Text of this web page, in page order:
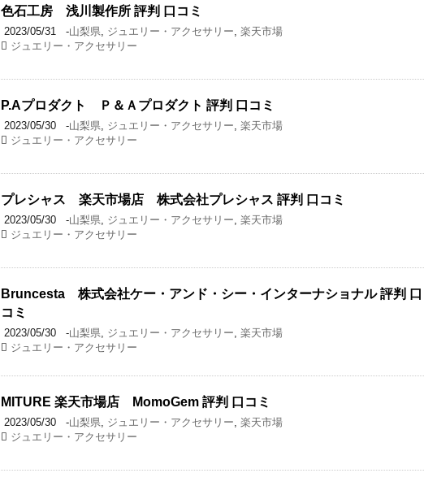
色石工房 浅川製作所 評判 口コミ
2023/05/31 -山梨県, ジュエリー・アクセサリー, 楽天市場
ジュエリー・アクセサリー
P.Aプロダクト Ｐ＆Ａプロダクト 評判 口コミ
2023/05/30 -山梨県, ジュエリー・アクセサリー, 楽天市場
ジュエリー・アクセサリー
プレシャス 楽天市場店 株式会社プレシャス 評判 口コミ
2023/05/30 -山梨県, ジュエリー・アクセサリー, 楽天市場
ジュエリー・アクセサリー
Bruncesta 株式会社ケー・アンド・シー・インターナショナル 評判 口
コミ
2023/05/30 -山梨県, ジュエリー・アクセサリー, 楽天市場
ジュエリー・アクセサリー
MITURE 楽天市場店 MomoGem 評判 口コミ
2023/05/30 -山梨県, ジュエリー・アクセサリー, 楽天市場
ジュエリー・アクセサリー